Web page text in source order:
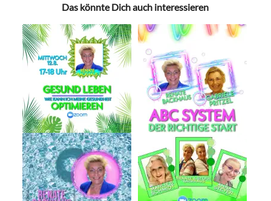
Das könnte Dich auch interessieren